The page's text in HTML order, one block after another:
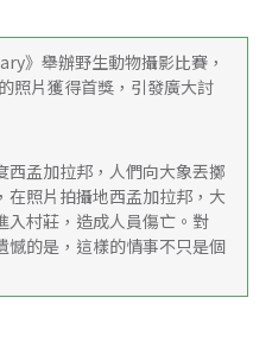
》舉辦野生動物攝影比賽，
照片獲得首獎，引發廣大討
孟加拉邦，人們向大象丟擲
在照片拍攝地西孟加拉邦，大
入村莊，造成人員傷亡。對
憾的是，這樣的情事不只是個